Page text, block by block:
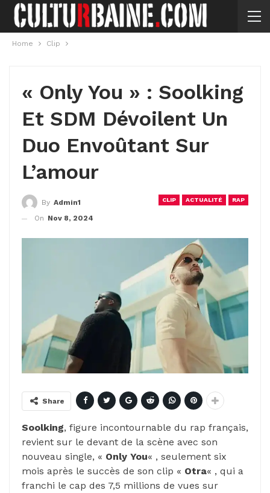
Home Clip
« Only You » : Soolking
Et SDM Dévoilent Un
Duo Envoûtant Sur
L’amour
CLIP ACTUALITÉ RAP
By Admin1
On Nov 8, 2024
Share
Soolking, figure incontournable du rap français,
revient sur le devant de la scène avec son
nouveau single, « Only You« , seulement six
mois après le succès de son clip « Otra« , qui a
franchi le cap des 7,5 millions de vues sur